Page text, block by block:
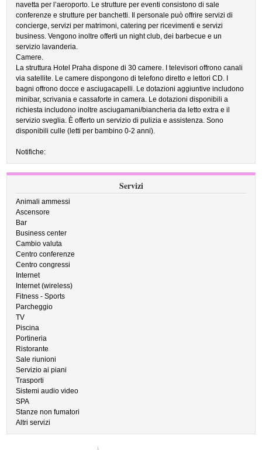
navetta per l’aeroporto. Le strutture per eventi consistono di sale
conferenze e strutture per banchetti. Il personale può offrire servizi di
concierge, servizi per matrimoni, catering per ricevimenti e servizi
business. Vengono inoltre offerti un night club, dei barbecue e un
servizio lavanderia.
Camere.
La struttura Hotel Praha dispone di 30 camere. I televisori offrono canali
via satellite. Le camere dispongono di telefono diretto e lettori CD. I
bagni offrono docce e asciugacapelli. Le dotazioni aggiuntive includono
minibar, scrivania e cassaforte in camera. Le dotazioni disponibili a
richiesta includono inoltre asciugamani/biancheria da letto extra e il
servizio sveglia. È offerto un servizio di pulizia e assistenza. Sono
disponibili culle (letti per bambino 0-2 anni).
Notifiche:
Servizi
Animali ammessi
Ascensore
Bar
Business center
Cambio valuta
Centro conferenze
Centro congressi
Internet
Internet (wireless)
Fitness - Sports
Parcheggio
TV
Piscina
Portineria
Ristorante
Sale riunioni
Servizio ai piani
Trasporti
Sistemi audio video
SPA
Stanze non fumatori
Altri servizi